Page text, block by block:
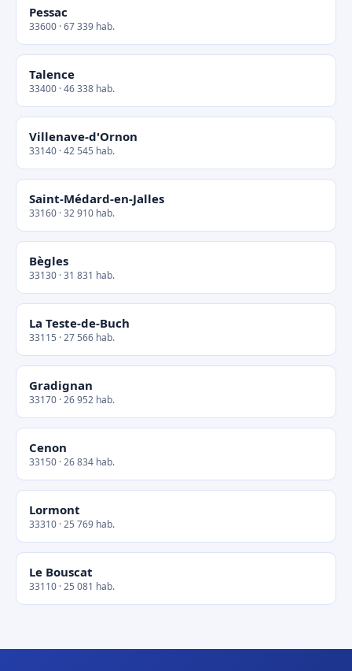
Pessac
33600 · 67 339 hab.
Talence
33400 · 46 338 hab.
Villenave-d'Ornon
33140 · 42 545 hab.
Saint-Médard-en-Jalles
33160 · 32 910 hab.
Bègles
33130 · 31 831 hab.
La Teste-de-Buch
33115 · 27 566 hab.
Gradignan
33170 · 26 952 hab.
Cenon
33150 · 26 834 hab.
Lormont
33310 · 25 769 hab.
Le Bouscat
33110 · 25 081 hab.